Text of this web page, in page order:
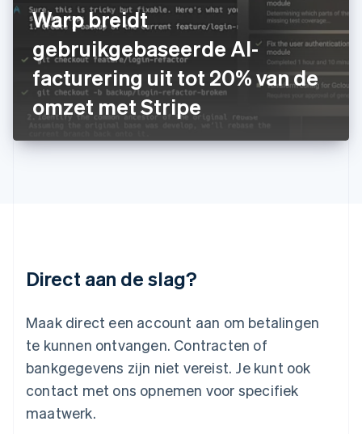
Warp breidt
gebruikgebaseerde AI-
facturering uit tot 20% van de
omzet met Stripe
Direct aan de slag?
Maak direct een account aan om betalingen
te kunnen ontvangen. Contracten of
bankgegevens zijn niet vereist. Je kunt ook
contact met ons opnemen voor specifiek
maatwerk.
Japan
日本語English
Kroatië
EnglishItaliano
Letland
English
Liechtenstein
Litouwen
Mexico
Español English
NederlandsEnglish
Nieuw-Zeeland
English
Noorwegen
English
DeutschEnglish